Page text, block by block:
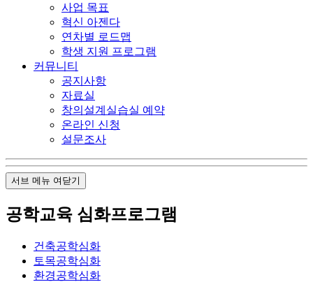
사업 목표
혁신 아젠다
연차별 로드맵
학생 지원 프로그램
커뮤니티
공지사항
자료실
창의설계실습실 예약
온라인 신청
설문조사
서브 메뉴 여닫기
공학교육 심화프로그램
건축공학심화
토목공학심화
환경공학심화